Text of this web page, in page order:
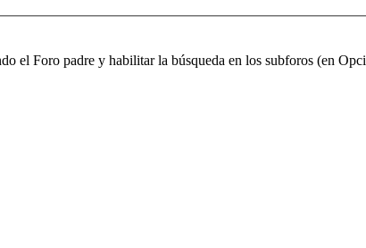
el Foro padre y habilitar la búsqueda en los subforos (en